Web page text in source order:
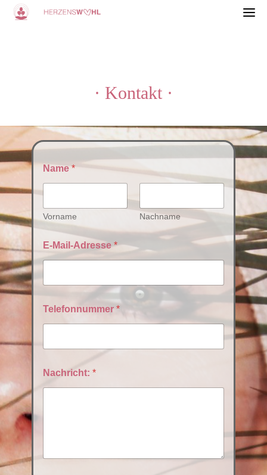
· Kontakt ·
Name*
Vorname Nachname
E-Mail-Adresse*
Telefonnummer *
Nachricht: *